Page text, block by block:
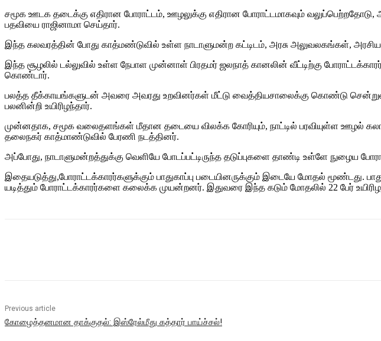
சமூக ஊடக தடைக்கு எதிரான போராட்டம், ஊழலுக்கு எதிரான போராட்டமாகவும் வலுப்பெற்றதோடு,
பதவியை ராஜினாமா செய்தார்.
இந்த கலவரத்தின் போது காத்மண்டுவில் உள்ள நாடாளுமன்ற கட்டிடம், அரசு அலுவலகங்கள்,
இந்த சூழலில் டல்லுவில் உள்ள நேபாள முன்னாள் பிரதமர் ஜலநாத் கானலின் வீட்டிற்கு
கொண்டார்.
பலத்த தீக்காயங்களுடன் அவரை அவரது உறவினர்கள் மீட்டு வைத்தியசாலைக்கு கொண்டு
பலனின்றி உயிரிழந்தார்.
முன்னதாக, சமூக வலை​தளங்​கள் மீதான தடையை விலக்க கோரி​யும், நாட்​டில் பரவி​யுள்ள ஊழல்
தலைநகர் காத்​மாண்​டு​வில் பேரணி நடத்தினர்.
அப்​போது, நாடாளு​மன்​றத்​துக்கு வெளியே போடப்​பட்​டிருந்த தடுப்​பு​களை தாண்டி உள்ளே நுழைய
இதையடுத்​து,போ​ராட்​டக்​காரர்​களுக்​கும் பாது​காப்பு படை​யினருக்​கும் இடையே மோதல் மூண்​டது.
யடித்​தும் போ​ராட்​டக்​காரர்​களை கலைக்க முயன்​றனர். இதுவரை இந்த கடும் மோதலில் 22 பேர்
Previous article
கோழைத்தனமான தாக்குதல்: இஸ்ரேல்மீது கத்தார் பாய்ச்சல்!